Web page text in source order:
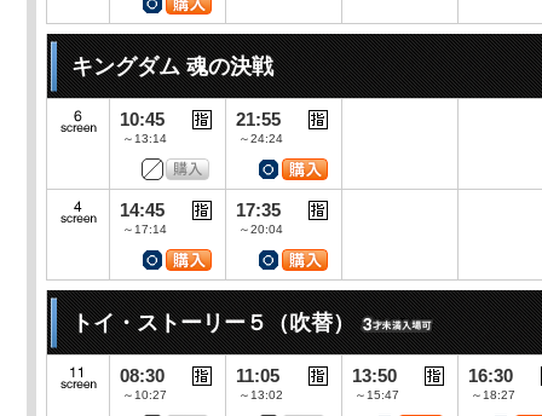
キングダム 魂の決戦
10:45
～13:14
21:55
～24:24
14:45
～17:14
17:35
～20:04
トイ・ストーリー５（吹替）
08:30
～10:27
11:05
～13:02
13:50
～15:47
16:30
～18:27